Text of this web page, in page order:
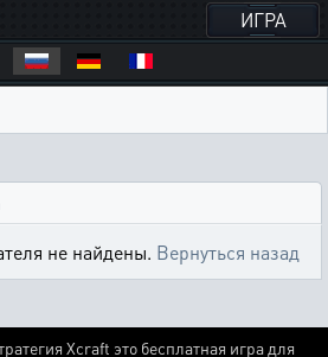
ИГРА
не найдены. Вернуться назад
Xcraft это бесплатная игра для